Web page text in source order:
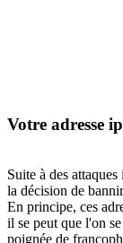
Votre adresse
Suite à des
la décision de
En principe, ces
il se peut que l'on
poignée de